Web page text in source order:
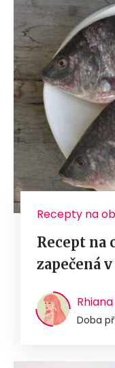
Recepty na
Recept na
zapečená
Doba